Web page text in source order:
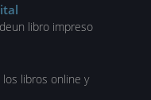
un libro impreso
libros online y